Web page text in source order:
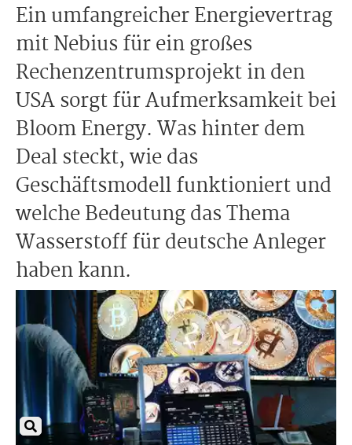
Ein umfangreicher Energievertrag
mit Nebius für ein großes
Rechenzentrumsprojekt in den
USA sorgt für Aufmerksamkeit bei
Bloom Energy. Was hinter dem
Deal steckt, wie das
Geschäftsmodell funktioniert und
welche Bedeutung das Thema
Wasserstoff für deutsche Anleger
haben kann.